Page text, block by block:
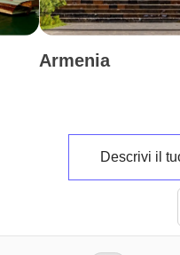
Armenia
Descrivi il